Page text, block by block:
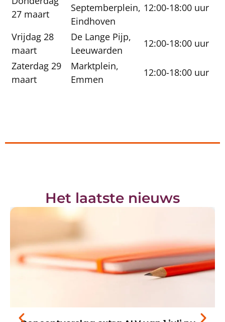
27 maart
Septemberplein,
Eindhoven
12:00-18:00 uur
Vrijdag 28
maart
De Lange Pijp,
Leeuwarden
12:00-18:00 uur
Zaterdag 29
maart
Marktplein,
Emmen
12:00-18:00 uur
Het laatste nieuws